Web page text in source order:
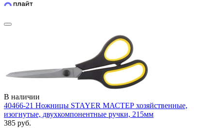
В наличии
40466-21 Ножницы STAYER МАСТЕР хозяйственные,
изогнутые, двухкомпонентные ручки, 215мм
385 руб.